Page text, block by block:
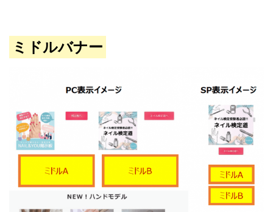
ミドルバナー